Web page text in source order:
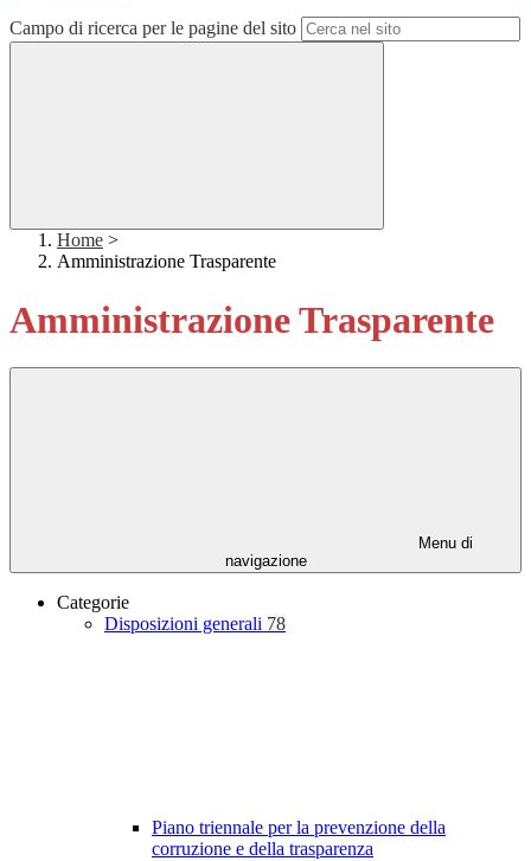
Campo di ricerca per le pagine del sito
Home >
Amministrazione Trasparente
Amministrazione Trasparente
Menu di
navigazione
Categorie
Disposizioni generali 78
Piano triennale per la prevenzione della
corruzione e della trasparenza